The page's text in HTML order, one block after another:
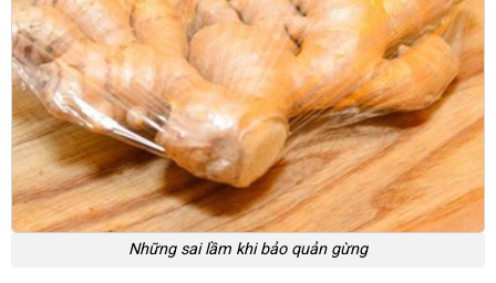
Những sai lầm khi bảo quản gừng